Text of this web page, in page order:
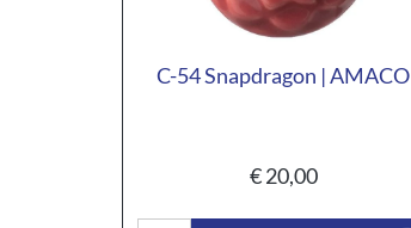
C-54 Snapdragon | AMACO
€20,00